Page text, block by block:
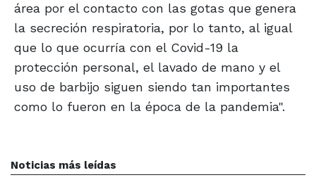
área por el contacto con las gotas que genera
la secreción respiratoria, por lo tanto, al igual
que lo que ocurría con el Covid-19 la
protección personal, el lavado de mano y el
uso de barbijo siguen siendo tan importantes
como lo fueron en la época de la pandemia".
Noticias más leídas